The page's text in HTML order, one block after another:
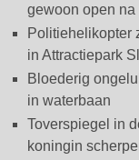
gewoon open
Politiehelikopter
in Attractiepark
Bloederig
in waterbaan
Toverspiegel in
koningin